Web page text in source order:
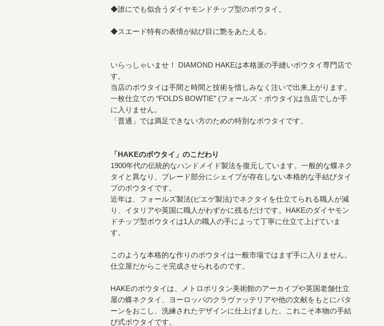
◆誰にでも似合うダイヤモンドチップ型のボウタイ。
◆スエード特有の表情が結び目に艶をあたえる。
いらっしゃいませ！ DIAMOND HAKEは本格派の手縫いボウタイ専門店で
す。
当店のボウタイは手間と時間と技術を惜しみなく注いで出来上がります。
一枚仕立ての “FOLDS BOWTIE” (フォールズ・ボウタイ)は当店でしか手
に入りません。
「普通」では満足できない方のための特別なボウタイです。
「HAKEのボウタイ」のこだわり
1900年代の伝統的なハンドメイド製法を復元しています。一般的な蝶ネク
タイと異なり、ブレード部分にシェイプが存在しない本格的な手結びタイ
プのボウタイです。
近年は、フォールズ製法(ピエゲ製法)でネクタイを仕立てられる職人が減
り、イタリアや英国に職人がわずかに残るだけです。HAKEのダイヤモン
ドチップ型ボウタイは1人の職人の手によって丁寧に仕立て上げていま
す。
このような本格的な作りのボウタイは一般市場ではまず手に入りません。
仕立屋だからこそ完成させられるのです。
HAKEのボウタイは、メトロポリタン美術館のアーカイブや英国老舗仕立
屋の蝶ネクタイ、ヨーロッパのクラヴァッテリアや他の文献をもとにパタ
ーンをおこし、洗練されたデザインに仕上げました。これこそ本物の手結
び式ボウタイです。